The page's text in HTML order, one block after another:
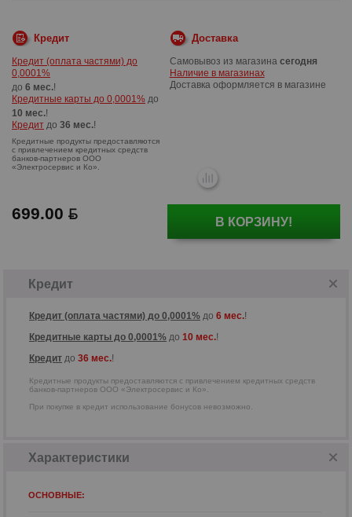
Кредит
Кредит (оплата частями) до
0,0001%
до 6 мес.!
Кредитные карты до 0,0001% до
10 мес.!
Кредит до 36 мес.!
«Электросервис и Ко».
Доставка
Самовывоз из магазина сегодня
Наличие в магазинах
Доставка оформляется в магазине
699.00 В КОРЗИНУ!
Кредит
Кредит (оплата частями) до 0,0001% до 6 мес.!
Кредитные карты до 0,0001% до 10 мес.!
Кредит до 36 мес.!
Кредитные продукты предоставляются с привлечением кредитных средств
банков-партнеров ООО «Электросервис и Ко».
При покупке в кредит использование бонусов невозможно.
Характеристики
ОСНОВНЫЕ: